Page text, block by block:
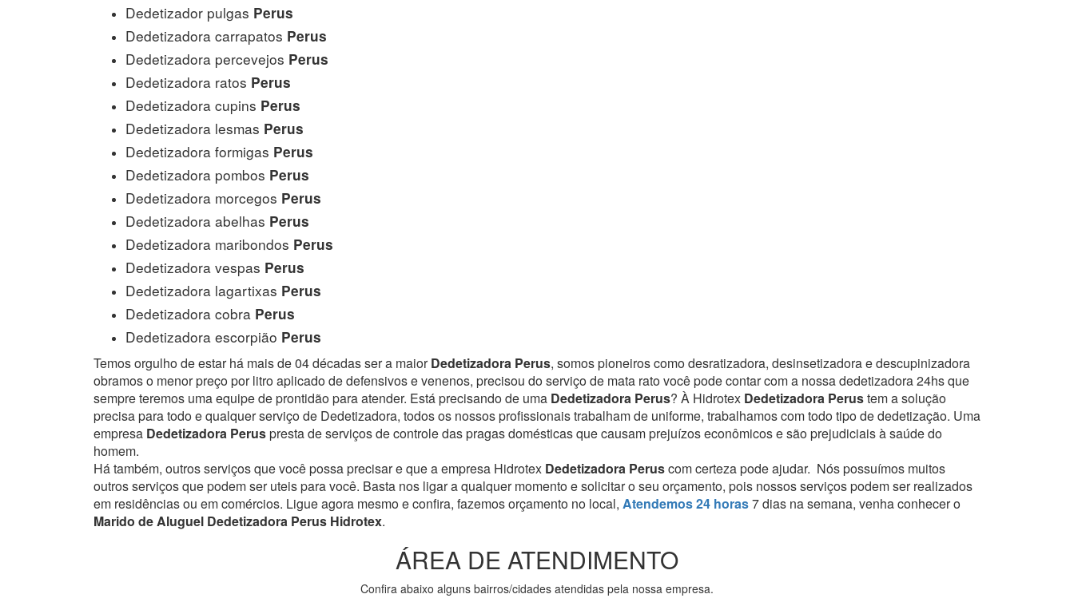
Dedetizador pulgas Perus
Dedetizadora carrapatos Perus
Dedetizadora percevejos Perus
Dedetizadora ratos Perus
Dedetizadora cupins Perus
Dedetizadora lesmas Perus
Dedetizadora formigas Perus
Dedetizadora pombos Perus
Dedetizadora morcegos Perus
Dedetizadora abelhas Perus
Dedetizadora maribondos Perus
Dedetizadora vespas Perus
Dedetizadora lagartixas Perus
Dedetizadora cobra Perus
Dedetizadora escorpião Perus
Temos orgulho de estar há mais de 04 décadas ser a maiorDedetizadora Perus, somos pioneiros como desratizadora, desinsetizadora e descupinizadora
obramos o menor preço por litro aplicado de defensivos e venenos, precisou do serviço de mata rato você pode contar com a nossa dedetizadora 24hs que
sempre teremos uma equipe de prontidão para atender. Está precisando de uma Dedetizadora Perus? À Hidrotex Dedetizadora Perustem a solução
precisa para todo e qualquer serviço de Dedetizadora, todos os nossos profissionais trabalham de uniforme, trabalhamos com todo tipo de dedetização. Uma
empresa Dedetizadora Peruspresta de serviços de controle das pragas domésticas que causam prejuízos econômicos e são prejudiciais à saúde do
homem.
Há também, outros serviços que você possa precisar e que a empresa Hidrotex Dedetizadora Peruscom certeza pode ajudar. Nós possuímos muitos
outros serviços que podem ser uteis para você. Basta nos ligar a qualquer momento e solicitar o seu orçamento, pois nossos serviços podem ser realizados
em residências ou em comércios. Ligue agora mesmo e confira, fazemos orçamento no local, Atendemos 24 horas7 dias na semana, venha conhecer o
Marido de Aluguel Dedetizadora Perus Hidrotex.
ÁREA DE ATENDIMENTO
Confira abaixo alguns bairros/cidades atendidas pela nossa empresa.